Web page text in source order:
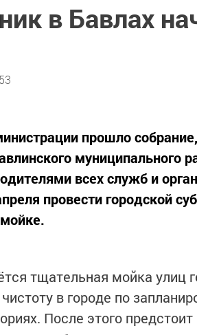
в Бавлах
прошло
муниципального
всех служб и
провести городской
тщательная мойка улиц
в городе по
После этого